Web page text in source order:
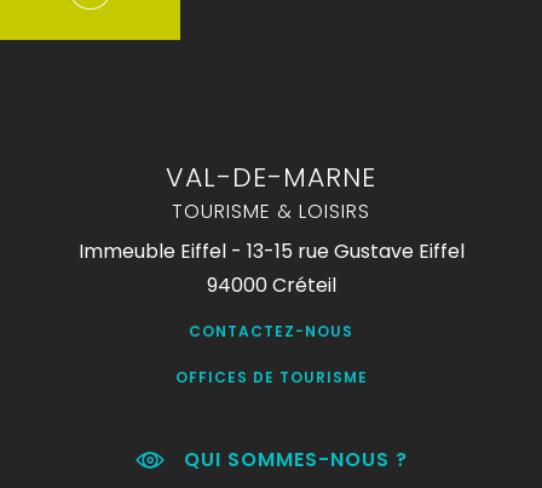
VAL-DE-MARNE
TOURISME & LOISIRS
Immeuble Eiffel - 13-15 rue Gustave Eiffel
94000 Créteil
CONTACTEZ-NOUS
OFFICES DE TOURISME
QUI SOMMES-NOUS ?